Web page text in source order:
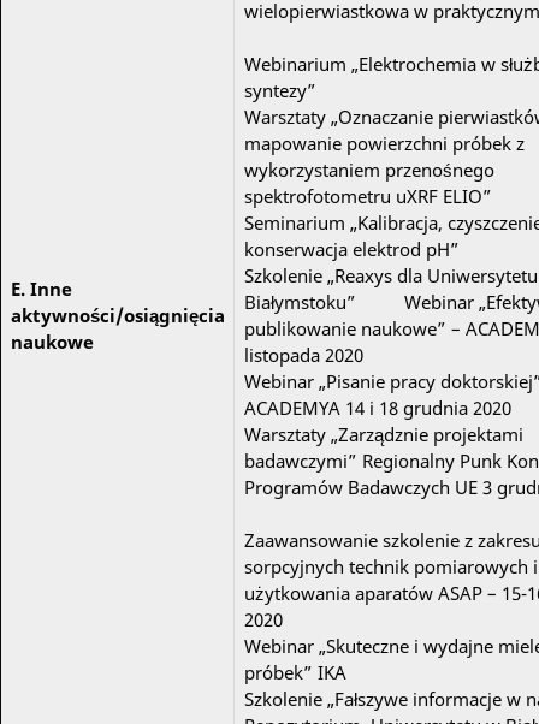
E. Inne
aktywności/osiągnięcia
naukowe
wielopierwiastkowa w
Webinarium „Elektrochemia w
syntezy”
Warsztaty „Oznaczanie
mapowanie powierzchni próbek z
wykorzystaniem przenośnego
spektrofotometru uXRF ELIO”
Seminarium „Kalibracja,
konserwacja elektrod pH”
Szkolenie „Reaxys dla
Białymstoku” Webinar
publikowanie naukowe” –
listopada 2020
Webinar „Pisanie pracy
ACADEMYA 14 i 18 grudnia
Warsztaty „Zarządznie projektami
badawczymi” Regionalny Punk
Programów Badawczych UE 3
Zaawansowanie szkolenie z
sorpcyjnych technik pomiarowych i
użytkowania aparatów ASAP – 15-
2020
Webinar „Skuteczne i wydajne
próbek” IKA
Szkolenie „Fałszywe informacje w